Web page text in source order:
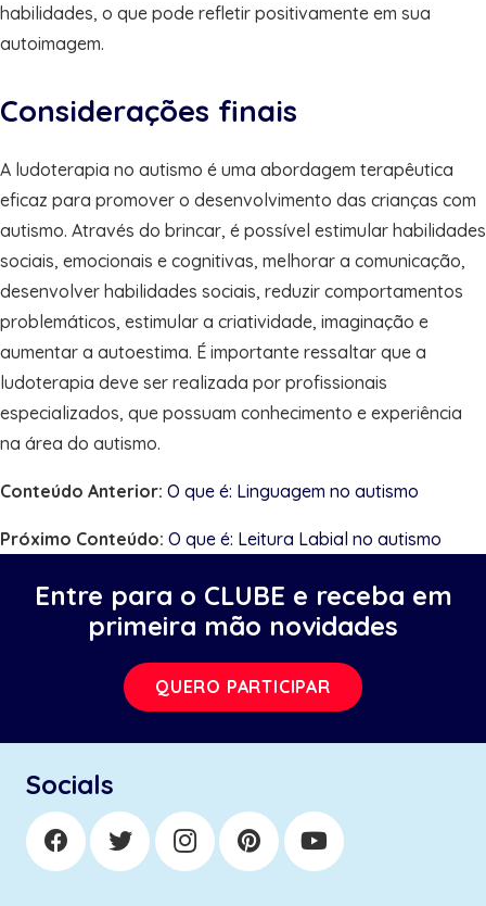
habilidades, o que pode refletir positivamente em sua
autoimagem.
Considerações finais
A ludoterapia no autismo é uma abordagem terapêutica
eficaz para promover o desenvolvimento das crianças com
autismo. Através do brincar, é possível estimular habilidades
sociais, emocionais e cognitivas, melhorar a comunicação,
desenvolver habilidades sociais, reduzir comportamentos
problemáticos, estimular a criatividade, imaginação e
aumentar a autoestima. É importante ressaltar que a
ludoterapia deve ser realizada por profissionais
especializados, que possuam conhecimento e experiência
na área do autismo.
Conteúdo Anterior: O que é: Linguagem no autismo
Próximo Conteúdo: O que é: Leitura Labial no autismo
Entre para o CLUBE e receba em
primeira mão novidades
QUERO PARTICIPAR
Socials